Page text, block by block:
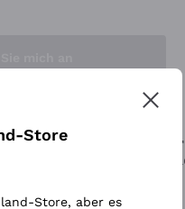
Ohne Sulfit
minimalen
Maischung
Store
Store, aber es